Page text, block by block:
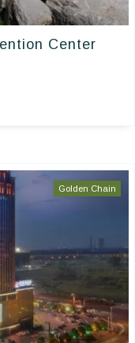
Center
Golden Chain